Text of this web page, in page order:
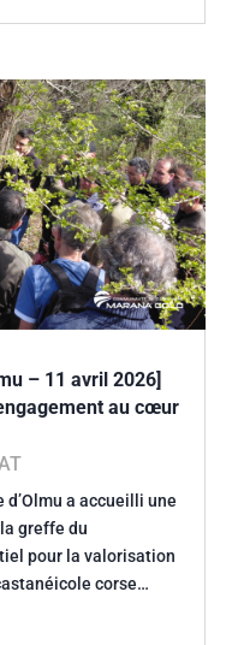
– 11 avril 2026]
au cœur
a accueilli une
greffe du
pour la valorisation
corse…